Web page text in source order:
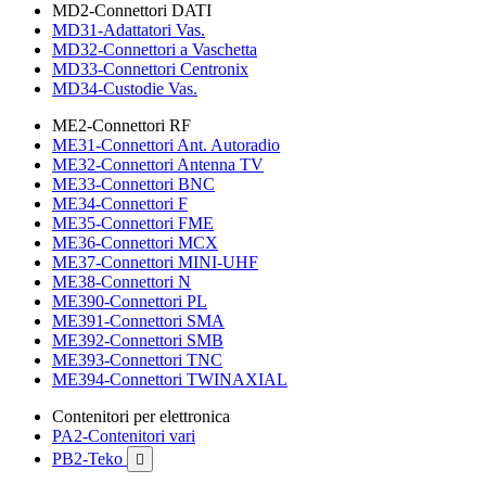
MD2-Connettori DATI
MD31-Adattatori Vas.
MD32-Connettori a Vaschetta
MD33-Connettori Centronix
MD34-Custodie Vas.
ME2-Connettori RF
ME31-Connettori Ant. Autoradio
ME32-Connettori Antenna TV
ME33-Connettori BNC
ME34-Connettori F
ME35-Connettori FME
ME36-Connettori MCX
ME37-Connettori MINI-UHF
ME38-Connettori N
ME390-Connettori PL
ME391-Connettori SMA
ME392-Connettori SMB
ME393-Connettori TNC
ME394-Connettori TWINAXIAL
Contenitori per elettronica
PA2-Contenitori vari
PB2-Teko
